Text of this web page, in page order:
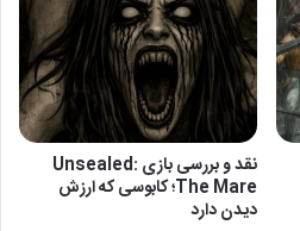
نقد و بررسی بازی Unsealed:
The Mare؛ کابوسی که ارزش
دیدن دارد